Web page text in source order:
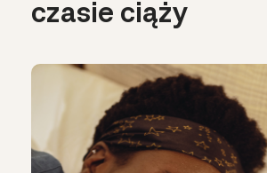
czasie ciąży